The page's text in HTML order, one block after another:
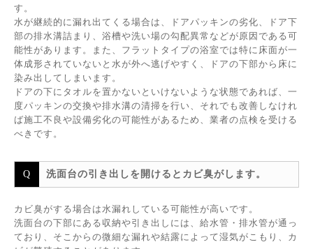
す。
水が継続的に漏れ出てくる場合は、ドアパッキンの劣化、ドア下
部の排水溝詰まり、浴槽や洗い場の勾配異常などが原因である可
能性があります。また、フラットタイプの浴室では特に床面が一
体成形されていないと水が外へ逃げやすく、ドアの下部から床に
染み出してしまいます。
ドアの下にタオルを置かないといけないような状態であれば、一
度パッキンの交換や排水溝の清掃を行い、それでも改善しなけれ
ば施工不良や設備劣化の可能性があるため、業者の点検を受ける
べきです。
洗面台の引き出しを開けるとカビ臭がします。
カビ臭がする場合は水漏れしている可能性が高いです。
洗面台の下部にある収納や引き出しには、給水管・排水管が通っ
ており、そこからの微細な漏れや結露によって湿気がこもり、カ